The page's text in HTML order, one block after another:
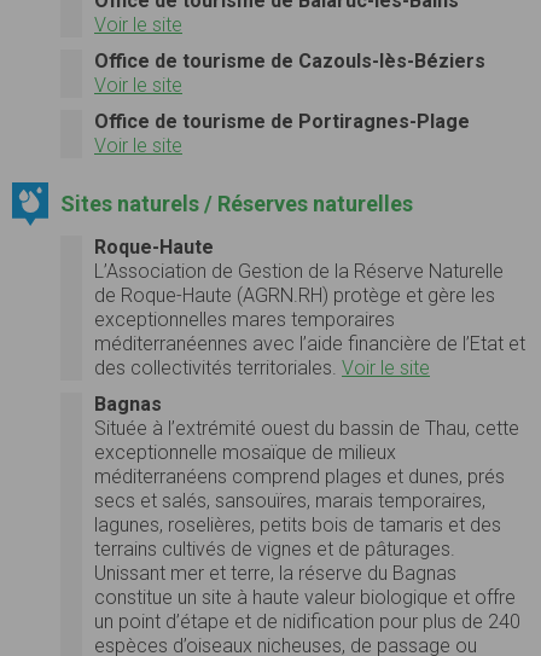
Voir le site
Office de tourisme de Cazouls-lès-Béziers
Voir le site
Office de tourisme de Portiragnes-Plage
Voir le site
Sites naturels / Réserves naturelles
Roque-Haute
L’Association de Gestion de la Réserve Naturelle
de Roque-Haute (AGRN.RH) protège et gère les
exceptionnelles mares temporaires
méditerranéennes avec l’aide financière de l’Etat et
des collectivités territoriales. Voir le site
Bagnas
Située à l’extrémité ouest du bassin de Thau, cette
exceptionnelle mosaïque de milieux
méditerranéens comprend plages et dunes, prés
secs et salés, sansouïres, marais temporaires,
lagunes, roselières, petits bois de tamaris et des
terrains cultivés de vignes et de pâturages.
Unissant mer et terre, la réserve du Bagnas
constitue un site à haute valeur biologique et offre
un point d’étape et de nidification pour plus de 240
espèces d’oiseaux nicheuses, de passage ou